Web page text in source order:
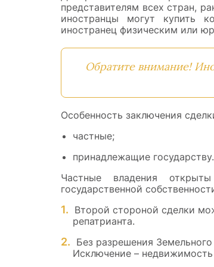
представителям всех стран,
иностранцы могут купить
иностранец физическим или
Обратите внимание!
Особенность заключения
частные;
принадлежащие государству.
Частные владения
государственной
Второй стороной сделки
репатрианта.
Без разрешения
Исключение –